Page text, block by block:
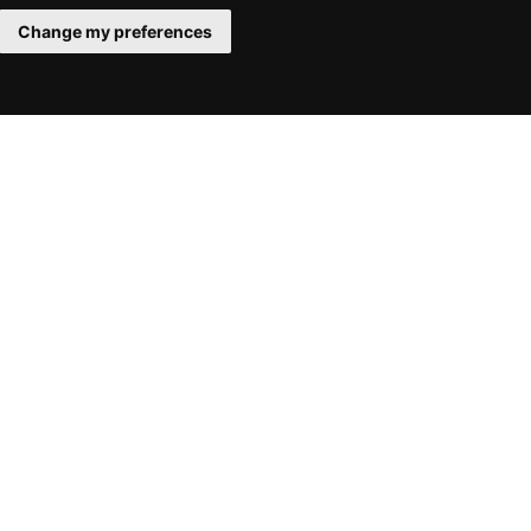
Change my preferences